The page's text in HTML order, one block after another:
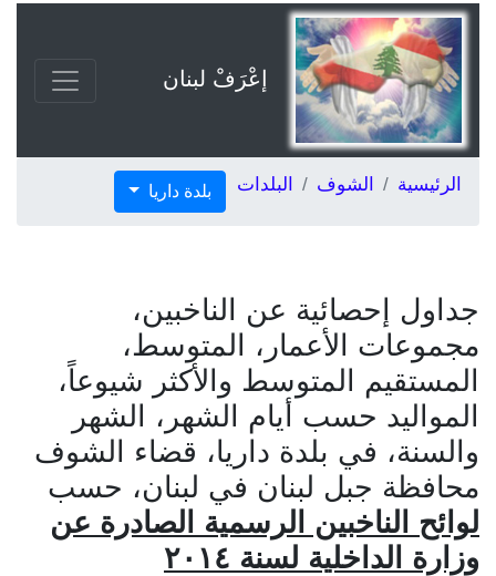
إعْرَفْ لبنان
الرئيسية الشوف البلدات بلدة داريا
جداول إحصائية عن الناخبين،
مجموعات الأعمار، المتوسط،
المستقيم المتوسط والأكثر شيوعاً،
المواليد حسب أيام الشهر، الشهر
والسنة، في بلدة داريا، قضاء الشوف
محافظة جبل لبنان في لبنان، حسب
لوائح الناخبين الرسمية الصادرة عن
وزارة الداخلية لسنة ٢٠١٤